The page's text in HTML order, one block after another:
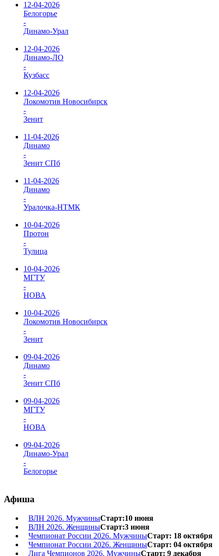
12-04-2026
Белогорье
-
Динамо-Урал
12-04-2026
Динамо-ЛО
-
Кузбасс
12-04-2026
Локомотив Новосибирск
-
Зенит
11-04-2026
Динамо
-
Зенит СПб
11-04-2026
Динамо
-
Уралочка-НТМК
10-04-2026
Протон
-
Тулица
10-04-2026
МГТУ
-
НОВА
10-04-2026
Локомотив Новосибирск
-
Зенит
09-04-2026
Динамо
-
Зенит СПб
09-04-2026
МГТУ
-
НОВА
09-04-2026
Динамо-Урал
-
Белогорье
Афиша
ВЛН 2026. МужчиныСтарт:10 июня
ВЛН 2026. ЖенщиныСтарт:3 июня
Чемпионат России 2026. МужчиныСтарт: 18 октября
Чемпионат России 2026. ЖенщиныСтарт: 04 октября
Лига Чемпионов 2026. МужчиныСтарт: 9 декабря